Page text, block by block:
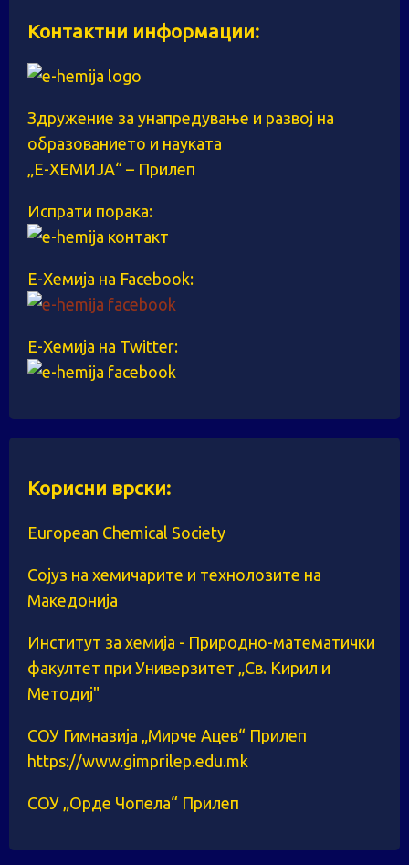
Контактни информации:
Здружение за унапредување и развој на
образованието и науката
„Е-ХЕМИЈА“ – Прилеп
Испрати порака:
Е-Хемија на Facebook:
Е-Хемија на Twitter:
Корисни врски:
European Chemical Society
Сојуз на хемичарите и технолозите на
Македонија
Институт за хемија - Природно-математички
факултет при Универзитет „Св. Кирил и
Методиј"
СОУ Гимназија „Мирче Ацев“ Прилеп
https://www.gimprilep.edu.mk
СОУ „Орде Чопела“ Прилеп